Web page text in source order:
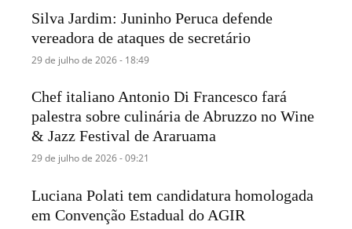
Silva Jardim: Juninho Peruca defende
vereadora de ataques de secretário
29 de julho de 2026 - 18:49
Chef italiano Antonio Di Francesco fará
palestra sobre culinária de Abruzzo no Wine
& Jazz Festival de Araruama
29 de julho de 2026 - 09:21
Luciana Polati tem candidatura homologada
em Convenção Estadual do AGIR